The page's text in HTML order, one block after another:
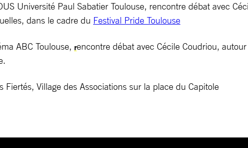
Université Paul Sabatier Toulouse, rencontre débat avec
dans le cadre du Festival Pride Toulouse
ABC Toulouse, rencontre débat avec Cécile Coudriou,
Fiertés, Village des Associations sur la place du Capitole